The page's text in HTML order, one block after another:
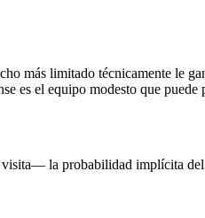
más limitado técnicamente le
es el equipo modesto que
la probabilidad implícita